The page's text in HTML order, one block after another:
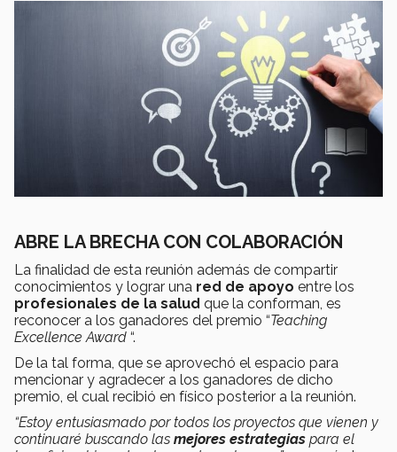
ABRE LA BRECHA CON COLABORACIÓN
La finalidad de esta reunión además de compartir
conocimientos y lograr una red de apoyo entre los
profesionales de la salud que la conforman, es
reconocer a los ganadores del premio “Teaching
Excellence Award “.
De la tal forma, que se aprovechó el espacio para
mencionar y agradecer a los ganadores de dicho
premio, el cual recibió en físico posterior a la reunión.
“Estoy entusiasmado por todos los proyectos que vienen y
continuaré buscando las mejores estrategias para el